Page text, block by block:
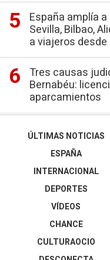
España amplía
Sevilla, Bilbao,
a viajeros desde
Tres causas
Bernabéu:
aparcamientos
ÚLTIMAS NOTICIAS
ESPAÑA
INTERNACIONAL
DEPORTES
VÍDEOS
CHANCE
CULTURAOCIO